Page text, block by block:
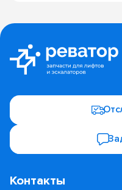
Контакты